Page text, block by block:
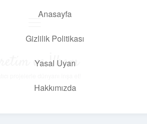
Anasayfa
Gizlilik Politikası
Yasal Uyarı
Hakkımızda
Üretim ve İlham